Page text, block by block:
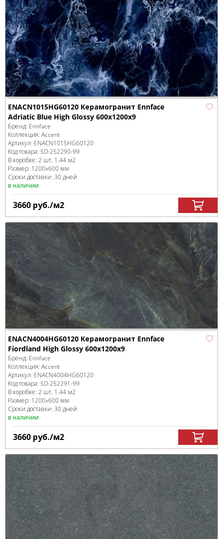
ENACN1015HG60120 Керамогранит Ennface
Adriatic Blue High Glossy 600х1200х9
Бренд: Ennface
Коллекция: Accent
Артикул: ENACN1015HG60120
Код товара: SD-252290-99
В коробке: 2 шт, 1.44 м2
Размер: 1200x600 мм
Сроки доставки: 30 дней
в наличии
3660 руб./м2
ENACN4004HG60120 Керамогранит Ennface
Fiordland High Glossy 600х1200х9
Бренд: Ennface
Коллекция: Accent
Артикул: ENACN4004HG60120
Код товара: SD-252291-99
В коробке: 2 шт, 1.44 м2
Размер: 1200x600 мм
Сроки доставки: 30 дней
в наличии
3660 руб./м2